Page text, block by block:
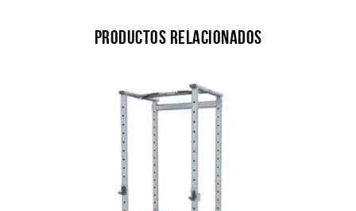
Productos relacionados